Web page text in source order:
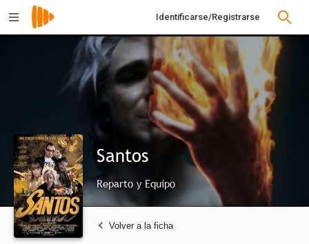
Identificarse/Registrarse
Santos
Reparto y Equipo
Volver a la ficha